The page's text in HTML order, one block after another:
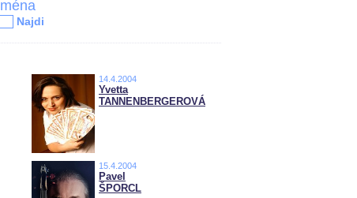
Najdi
14.4.2004
Yvetta
TANNENBERGEROVÁ
15.4.2004
Pavel
ŠPORCL